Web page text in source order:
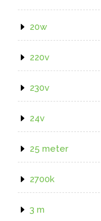
20w
220v
230v
24v
25 meter
2700k
3 m